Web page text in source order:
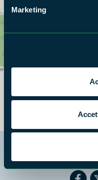
Marketing
+
Segui i